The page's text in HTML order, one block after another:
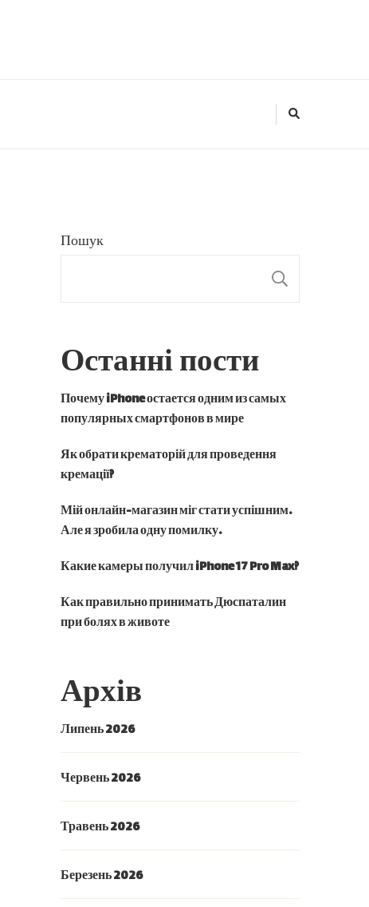
Пошук
Останні пости
Почему iPhone остается одним из самых
популярных смартфонов в мире
Як обрати крематорій для проведення
кремації?
Мій онлайн-магазин міг стати успішним.
Але я зробила одну помилку.
Какие камеры получил iPhone 17 Pro Max?
Как правильно принимать Дюспаталин
при болях в животе
Архів
Липень 2026
Червень 2026
Травень 2026
Березень 2026